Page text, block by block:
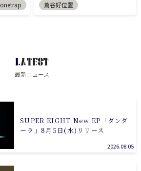
onetrap
蔦谷好位置
LATEST
最新ニュース
SUPER EIGHT New EP「ダンダ
ーラ」8月5日(水)リリース
2026.08.05